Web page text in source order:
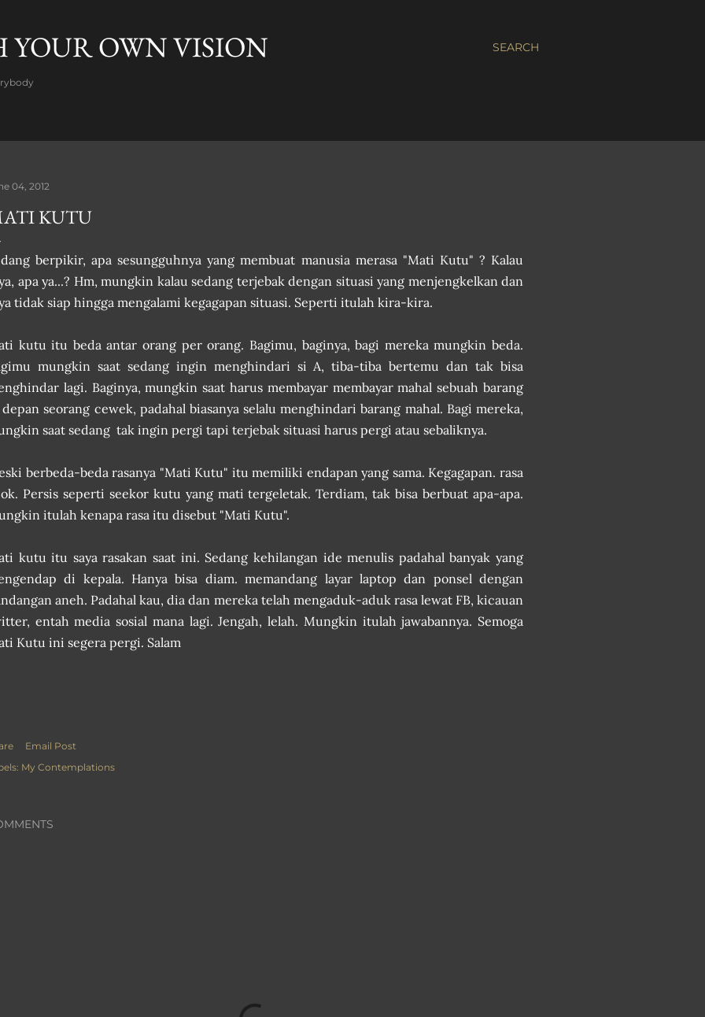
SEARCH
YOUR OWN VISION
04, 2012
KUTU
berpikir, apa sesungguhnya yang membuat manusia merasa "Mati Kutu" ? Kalau
apa ya...? Hm, mungkin kalau sedang terjebak dengan situasi yang menjengkelkan dan
tidak siap hingga mengalami kegagapan situasi. Seperti itulah kira-kira.
kutu itu beda antar orang per orang. Bagimu, baginya, bagi mereka mungkin beda.
mungkin saat sedang ingin menghindari si A, tiba-tiba bertemu dan tak bisa
lagi. Baginya,mungkin saat harus membayar membayar mahal sebuah barang
seorang cewek, padahal biasanya selalu menghindari barang mahal. Bagi mereka,
saat sedang tak ingin pergi tapi terjebak situasi harus pergi atau sebaliknya.
berbeda-beda rasanya "Mati Kutu" itu memiliki endapan yang sama. Kegagapan. rasa
Persis seperti seekor kutu yang mati tergeletak. Terdiam, tak bisa berbuat apa-apa.
itulah kenapa rasa itu disebut "Mati Kutu".
kutu itu saya rasakan saat ini. Sedang kehilangan ide menulis padahal banyak yang
di kepala. Hanya bisa diam. memandang layar laptop dan ponsel dengan
aneh. Padahal kau, dia dan mereka telah mengaduk-aduk rasa lewat FB, kicauan
entah media sosial mana lagi. Jengah, lelah. Mungkin itulah jawabannya. Semoga
Kutu ini segera pergi. Salam
Email Post
My Contemplations